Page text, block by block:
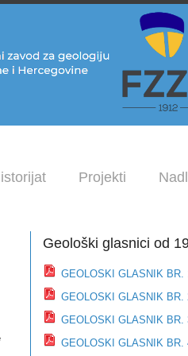
Projekti
Geološki glasnici od
GEOLOSKI GLASNIK BR.
GEOLOSKI GLASNIK BR.
GEOLOSKI GLASNIK BR.
GEOLOSKI GLASNIK BR.